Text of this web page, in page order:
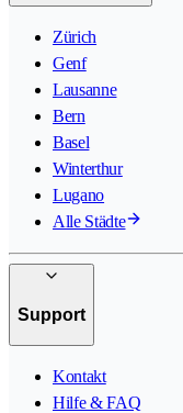
Zürich
Genf
Lausanne
Bern
Basel
Winterthur
Lugano
Alle Städte
Support
Kontakt
Hilfe & FAQ